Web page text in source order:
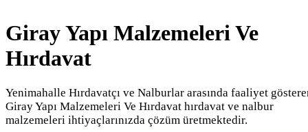
Giray Yapı Malzemeleri Ve
Hırdavat
Yenimahalle Hırdavatçı ve Nalburlar arasında faaliyet
Giray Yapı Malzemeleri Ve Hırdavat hırdavat ve nalbur
malzemeleri ihtiyaçlarınızda çözüm üretmektedir.